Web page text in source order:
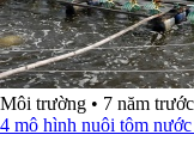
Môi trường • 7 năm trước
4 mô hình nuôi tôm